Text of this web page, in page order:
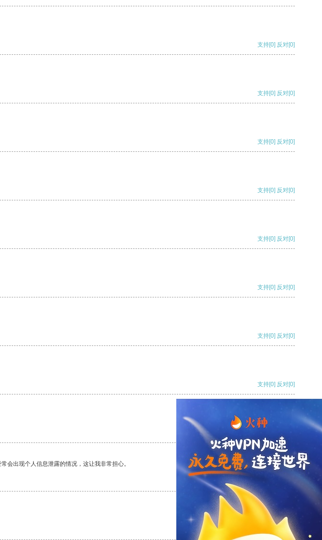
支持[0] 反对[0]
支持[0] 反对[0]
支持[0] 反对[0]
支持[0] 反对[0]
支持[0] 反对[0]
支持[0] 反对[0]
支持[0] 反对[0]
支持[0] 反对[0]
会出现个人信息泄露的情况，这让我非常担心。
反对
反对[0]